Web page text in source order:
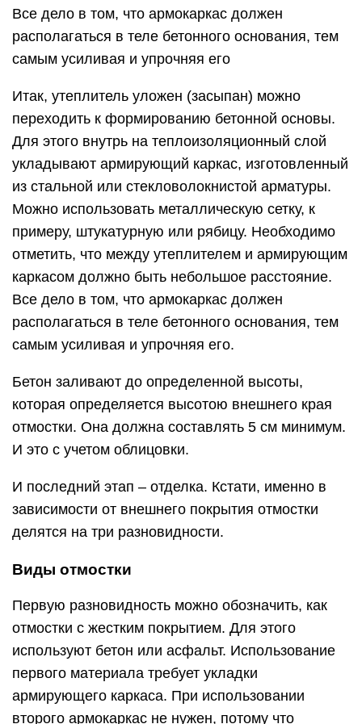
Все дело в том, что армокаркас должен
располагаться в теле бетонного основания, тем
самым усиливая и упрочняя его
Итак, утеплитель уложен (засыпан) можно
переходить к формированию бетонной основы.
Для этого внутрь на теплоизоляционный слой
укладывают армирующий каркас, изготовленный
из стальной или стекловолокнистой арматуры.
Можно использовать металлическую сетку, к
примеру, штукатурную или рябицу. Необходимо
отметить, что между утеплителем и армирующим
каркасом должно быть небольшое расстояние.
Все дело в том, что армокаркас должен
располагаться в теле бетонного основания, тем
самым усиливая и упрочняя его.
Бетон заливают до определенной высоты,
которая определяется высотою внешнего края
отмостки. Она должна составлять 5 см минимум.
И это с учетом облицовки.
И последний этап – отделка. Кстати, именно в
зависимости от внешнего покрытия отмостки
делятся на три разновидности.
Виды отмостки
Первую разновидность можно обозначить, как
отмостки с жестким покрытием. Для этого
используют бетон или асфальт. Использование
первого материала требует укладки
армирующего каркаса. При использовании
второго армокаркас не нужен, потому что